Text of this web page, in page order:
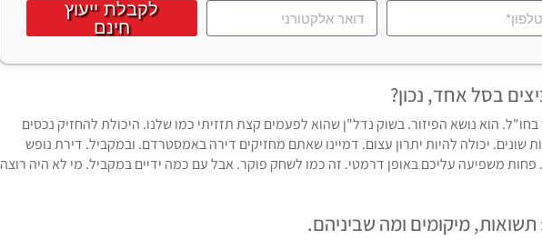
לקבלת ייעוץ
חינם
בסל אחד, נכון?
הוא נושא הפיזור. בשוק נדל"ן שהוא לפעמים קצת תזזיתי כמו שלנו. היכולת להחזיק נכסים
שונים. יכולה להיות יתרון עצום. דמיינו שאתם מחזיקים דירה באמסטרדם. ובמקביל. דירת נופש
פחות משפיעה עליכם באופן דרמטי. זה כמו לשחק פוקר. אבל עם כמה ידיים במקביל. מי לא היה רוצה
מיקומים ומה שביניהם.